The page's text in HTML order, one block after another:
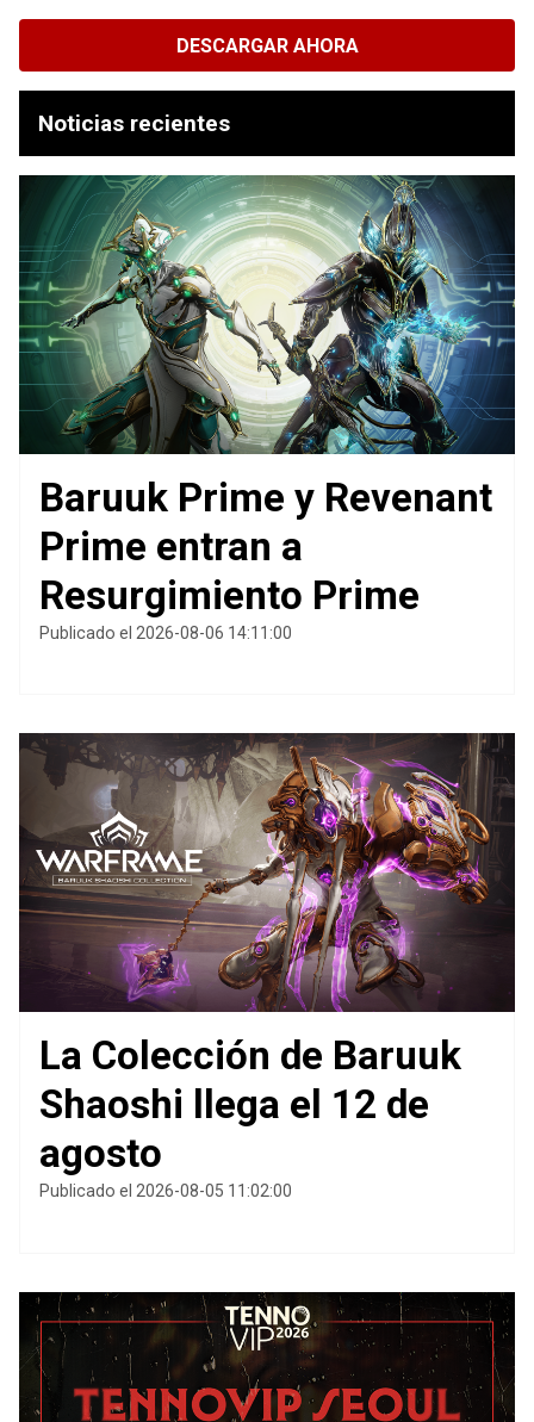
DESCARGAR AHORA
Noticias recientes
Baruuk Prime y Revenant
Prime entran a
Resurgimiento Prime
Publicado el 2026-08-06 14:11:00
La Colección de Baruuk
Shaoshi llega el 12 de
agosto
Publicado el 2026-08-05 11:02:00